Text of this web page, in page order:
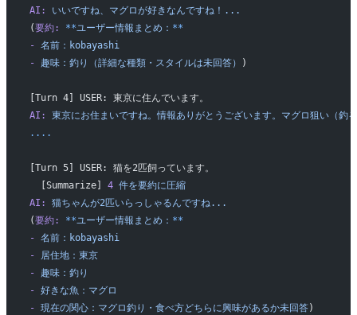
AI:
いいですね、マグロが好きなんですね！...
(要約: **ユーザー情報まとめ： **
- 名前：kobayashi
- 趣味：釣り（詳細な種類・スタイルは未回答） )
[Turn 4] USER: 東京に住んでいます。
AI:
東京にお住まいですね。情報ありがとうございます。マグロ狙い（釣
....
[Turn 5] USER: 猫を2匹飼っています。
  [Summarize]
4 件を要約に圧縮
AI:
猫ちゃんが2匹いらっしゃるんですね...
(要約: **ユーザー情報まとめ： **
- 名前：kobayashi
- 居住地：東京
- 趣味：釣り
- 好きな魚：マグロ
- 現在の関心：マグロ釣り・食べ方どちらに興味があるか未回答)